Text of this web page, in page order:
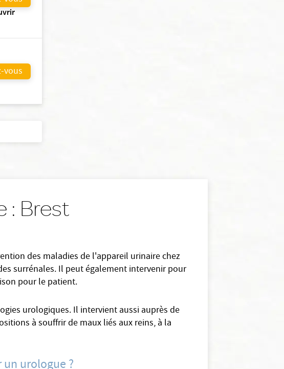
vous
: Brest
des maladies de l'appareil urinaire chez
surrénales. Il peut également intervenir pour
pour le patient.
urologiques. Il intervient aussi auprès de
à souffrir de maux liés aux reins, à la